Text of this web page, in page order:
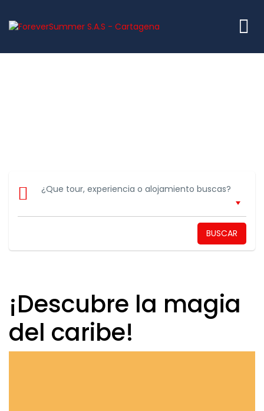
¿Que tour, experiencia o alojamiento buscas?
BUSCAR
¡Descubre la magia
del caribe!